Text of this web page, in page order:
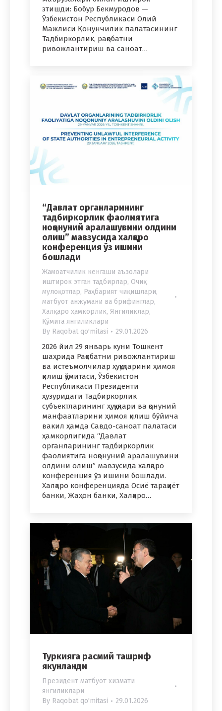
этишди: Бобур Бекмуродов —
Ўзбекистон Республикаси Олий
Мажлиси Қонунчилик палатасининг
Тадбиркорлик, рақобатни
ривожлантириш ва саноат…
“Давлат органларининг
тадбиркорлик фаолиятига
ноқонуний аралашувини олдини
олиш” мавзусида халқаро
конференция ўз ишини
бошлади
Жамоатчилик кенгаши аъзолари
иштирок этган тадбирлар, Очиқ
мулоқотлар, Раҳбарият чиқишлари,
матбуот анжумани ва брифинглар,
Халқаро ҳамкорлик, Янгиликлар,
Қўмита янгиликлари
By Raqobat qo'mitasi 29.01.2026
2026 йил 29 январь куни Тошкент
шаҳрида Рақобатни ривожлантириш
ва истеъмолчилар ҳуқуқларини ҳимоя
қилиш қўмитаси, Ўзбекистон
Республикаси Президенти
ҳузуридаги Тадбиркорлик
субъектларининг ҳуқуқлари ва қонуний
манфаатларини ҳимоя қилиш бўйича
вакил ҳамда Савдо-саноат палатаси
ҳамкорлигида “Давлат
органларининг тадбиркорлик
фаолиятига ноқонуний аралашувини
олдини олиш” мавзусида халқаро
конференция ўз ишини бошлади.
Халқаро конференцияда Осиё тараққиёт
банки, Жаҳон банки, Халқаро…
Туркияга расмий ташриф
якунланди
Президент матбуот хизмати
янгиликлари
By Raqobat qo'mitasi 29.01.2026